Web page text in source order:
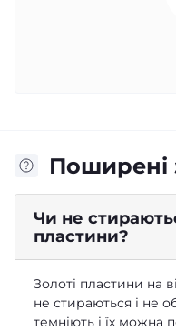
Поширені
Чи не
пластини?
Золоті пластини на
не стираються і не
темніють і їх можна